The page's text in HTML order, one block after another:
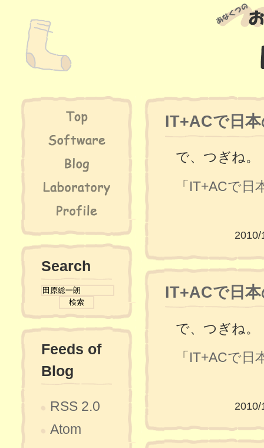
IT+ACで日
で、つぎね。
「IT+ACで日
IT+ACで日
で、つぎね。
「IT+ACで日
Search
Feeds of
Blog
RSS 2.0
Atom